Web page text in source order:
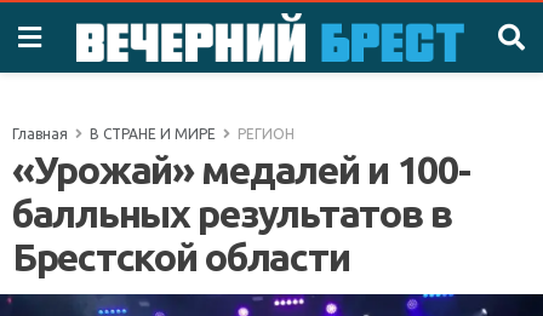
Главная В СТРАНЕ И МИРЕ РЕГИОН
«Урожай» медалей и 100-
балльных результатов в
Брестской области